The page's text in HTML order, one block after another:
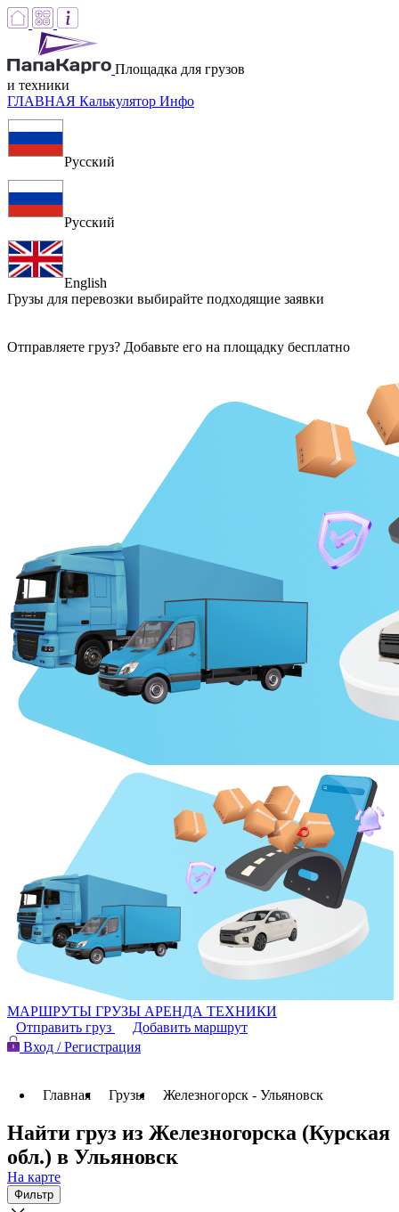
Площадка для грузов
и техники
ГЛАВНАЯ Калькулятор Инфо
Русский
Русский
English
Грузы для перевозки выбирайте подходящие заявки
Отправляете груз? Добавьте его на площадку бесплатно
МАРШРУТЫ ГРУЗЫ АРЕНДА ТЕХНИКИ
Отправить груз
Добавить маршрут
Вход / Регистрация
Главная Грузы Железногорск - Ульяновск
Найти груз из Железногорска (Курская
обл.) в Ульяновск
На карте
Фильтр